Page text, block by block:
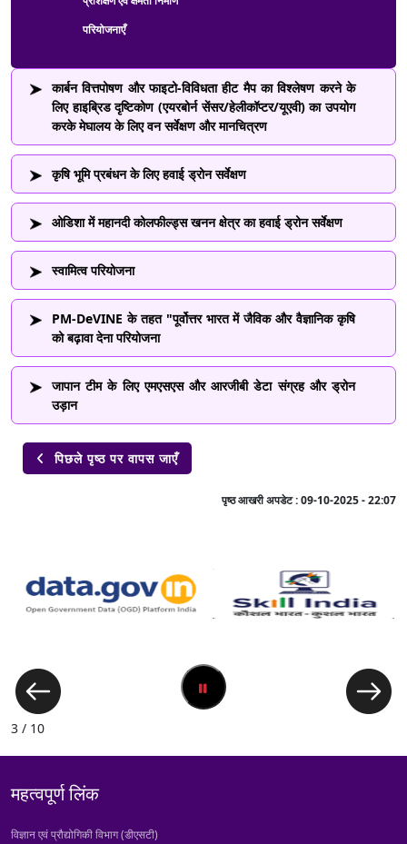
परियोजनाएँ
कार्बन वित्तपोषण और फाइटो-विविधता हीट मैप का विश्लेषण करने के
लिए हाइब्रिड दृष्टिकोण (एयरबोर्न सेंसर/हेलीकॉप्टर/यूएवी) का उपयोग
करके मेघालय के लिए वन सर्वेक्षण और मानचित्रण
कृषि भूमि प्रबंधन के लिए हवाई ड्रोन सर्वेक्षण
ओडिशा में महानदी कोलफील्ड्स खनन क्षेत्र का हवाई ड्रोन सर्वेक्षण
स्वामित्व परियोजना
PM-DeVINE के तहत "पूर्वोत्तर भारत में जैविक और वैज्ञानिक कृषि
को बढ़ावा देना परियोजना
जापान टीम के लिए एमएसएस और आरजीबी डेटा संग्रह और ड्रोन
उड़ान
 पिछले पृष्ठ पर वापस जाएँ
पृष्ठ आखरी अपडेट :09-10-2025 - 22:07
3 / 10
महत्वपूर्ण लिंक
विज्ञान एवं प्रौद्योगिकी विभाग (डीएसटी)